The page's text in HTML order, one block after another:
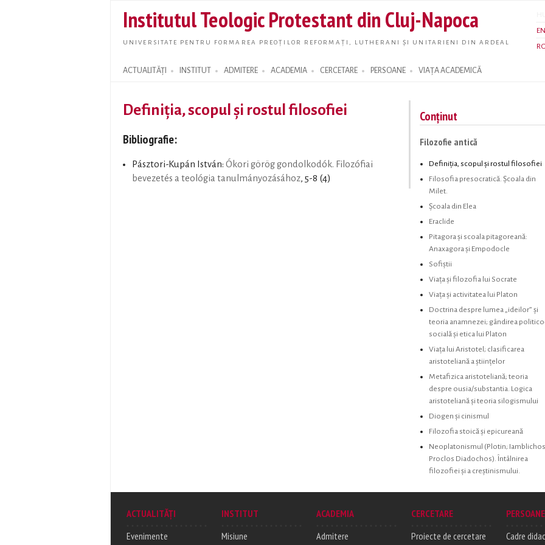
main
content
Institutul Teologic Protestant din Cluj-Napoca
UNIVERSITATE PENTRU FORMAREA PREOȚILOR REFORMAȚI, LUTHERANI ȘI UNITARIENI DIN ARDEAL
EN
ACTUALITĂȚI INSTITUT ADMITERE ACADEMIA CERCETARE PERSOANE VIAȚA ACADEMICĂ
Search form
Definiţia, scopul şi rostul filosofiei
Bibliografie:
Pásztori-Kupán István: Ókori görög gondolkodók. Filozófiai
bevezetés a teológia tanulmányozásához, 5-8 (4)
Conținut
Filozofie antică
Definiţia, scopul şi rostul filosofiei
Filosofia presocratică. Şcoala din
Milet.
Şcoala din Elea
Eraclide
Pitagora şi scoala pitagoreană:
Anaxagora şi Empodocle
Sofiştii
Viaţa şi filozofia lui Socrate
Viaţa şi activitatea lui Platon
Doctrina despre lumea „ideilor” şi
teoria anamnezei; gândirea
socială şi etica lui Platon
Viaţa lui Aristotel; clasificarea
aristoteliană a ştiinţelor
Metafizica aristoteliană; teoria
despre ousia/substantia. Logica
aristoteliană şi teoria silogismului
Diogen şi cinismul
Filozofia stoică şi epicureană
Neoplatonismul (Plotin; Iamblichos
Proclos Diadochos). Întâlnirea
filozofiei şi a creştinismului.
ACTUALITĂȚI
Evenimente
INSTITUT
Misiune
ACADEMIA
Admitere
CERCETARE
Proiecte de cercetare
PERSOANE
Cadre